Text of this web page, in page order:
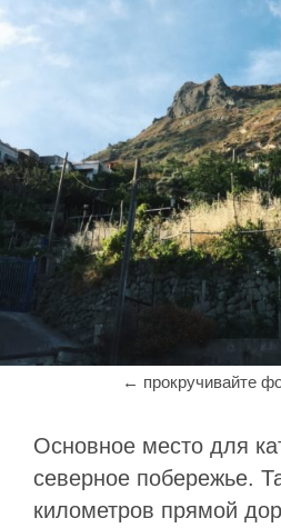
Основное место для
северное побережье.
километров прямой